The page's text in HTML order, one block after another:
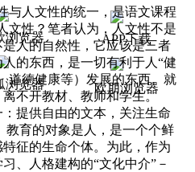
浏览器 APP下载
浏览器 欧朋浏览器
与人文性的统一，是语文课程
文性？笔者认为，人文性不是
人的自然性，它应该是三者
的东西，是一切有利于人“健
道德健康等）发展的东西。就
不开教材、教师和学生。
提供自由的文本，关注生命
育的对象是人，是一个个鲜
征的生命个体。为此，作为
、人格建构的“文化中介”－